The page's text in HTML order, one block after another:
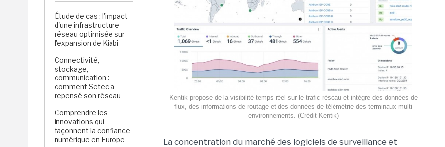
Étude de cas : l'impact
d'une infrastructure
réseau optimisée sur
l'expansion de Kiabi
Connectivité,
stockage,
communication :
comment Setec a
repensé son réseau
Comprendre les
innovations qui
façonnent la confiance
numérique en Europe
Kentik propose de la visibilité temps réel sur le trafic réseau et intègre des données de
flux, des informations de routage et des données de télémétrie des terminaux multi
environnements. (Crédit Kentik)
La concentration du marché des logiciels de surveillance et